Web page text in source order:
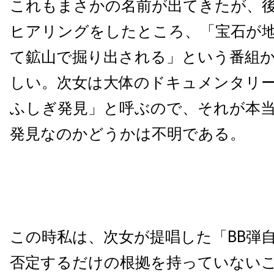
これもまさかの名前が出てきたが、
ヒアリングをしたところ、「宝石が
て鉱山で掘り出される」という番組
しい。次女は大体のドキュメンタリ
ふしぎ発見」と呼ぶので、それが本
発見なのかどうかは不明である。
この時私は、次女が提唱した「BB弾
否定するだけの根拠を持っていない